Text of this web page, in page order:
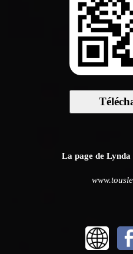
La page de Lynda